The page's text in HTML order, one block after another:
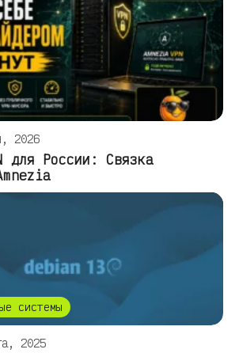
2026
для России: Связка
системы
2025